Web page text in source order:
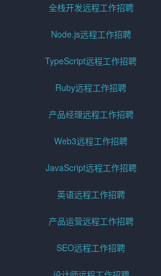
全栈开发远程工作招聘
Node.js远程工作招聘
TypeScript远程工作招聘
Ruby远程工作招聘
产品经理远程工作招聘
Web3远程工作招聘
JavaScript远程工作招聘
英语远程工作招聘
产品运营远程工作招聘
SEO远程工作招聘